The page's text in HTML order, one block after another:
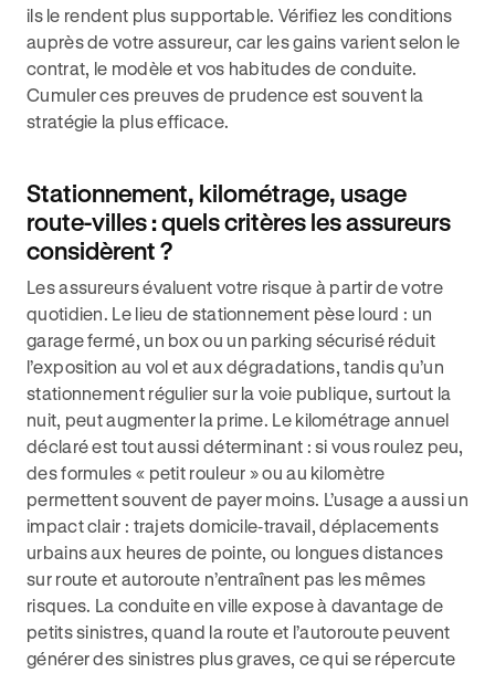
ils le rendent plus supportable. Vérifiez les conditions
auprès de votre assureur, car les gains varient selon le
contrat, le modèle et vos habitudes de conduite.
Cumuler ces preuves de prudence est souvent la
stratégie la plus efficace.
Stationnement, kilométrage, usage
route-villes : quels critères les assureurs
considèrent ?
Les assureurs évaluent votre risque à partir de votre
quotidien. Le lieu de stationnement pèse lourd : un
garage fermé, un box ou un parking sécurisé réduit
l’exposition au vol et aux dégradations, tandis qu’un
stationnement régulier sur la voie publique, surtout la
nuit, peut augmenter la prime. Le kilométrage annuel
déclaré est tout aussi déterminant : si vous roulez peu,
des formules « petit rouleur » ou au kilomètre
permettent souvent de payer moins. L’usage a aussi un
impact clair : trajets domicile‑travail, déplacements
urbains aux heures de pointe, ou longues distances
sur route et autoroute n’entraînent pas les mêmes
risques. La conduite en ville expose à davantage de
petits sinistres, quand la route et l’autoroute peuvent
générer des sinistres plus graves, ce qui se répercute